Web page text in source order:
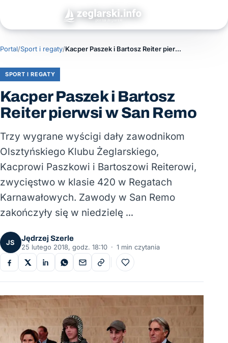
Portal/Sport i regaty/ Kacper Paszek i Bartosz Reiter pierwsi w San Remo
SPORT I REGATY
Kacper Paszek i Bartosz
Reiter pierwsi w San Remo
Trzy wygrane wyścigi dały zawodnikom
Olsztyńskiego Klubu Żeglarskiego,
Kacprowi Paszkowi i Bartoszowi Reiterowi,
zwycięstwo w klasie 420 w Regatach
Karnawałowych. Zawody w San Remo
zakończyły się w niedzielę …
JS
Jędrzej Szerle
25 lutego 2018, godz. 18:10 · 1 min czytania
Do ulubionych